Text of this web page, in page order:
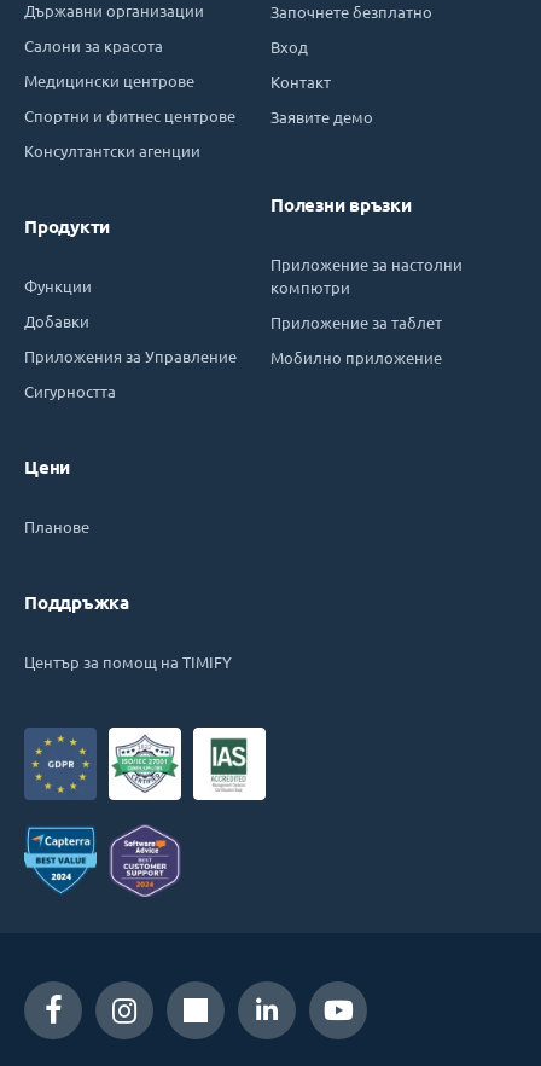
Държавни организации
Салони за красота
Медицински центрове
Спортни и фитнес центрове
Консултантски агенции
Продукти
Функции
Добавки
Приложения за Управление
Сигурността
Цени
Планове
Поддръжка
Център за помощ на TIMIFY
Започнете безплатно
Вход
Контакт
Заявите демо
Полезни връзки
Приложение за настолни
компютри
Приложение за таблет
Мобилно приложение